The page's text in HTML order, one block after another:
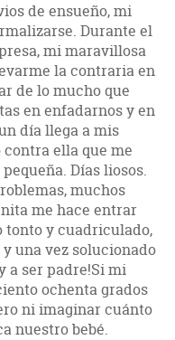
de ensueño, mi
Durante el
mi maravillosa
la contraria en
de lo mucho que
en enfadarnos y en
día llega a mis
ella que me
Días liosos.
muchos
me hace entrar
tonto y cuadriculado,
una vez solucionado
a ser padre!Si mi
ochenta grados
ni imaginar cuánto
nuestro bebé.